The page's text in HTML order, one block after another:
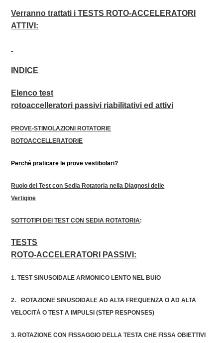
Verranno trattati i TESTS ROTO-ACCELERATORI
ATTIVI:
INDICE
Elencotest
rotoaccelleratori passivi riabilitativi ed attivi
PROVE-STIMOLAZIONI ROTATORIE
ROTOACCELLERATORIE
Perché praticare le prove vestibolari?
Ruolo del Test con Sedia Rotatoria nella Diagnosi delle
Vertigine
SOTTOTIPI DEI TEST CON SEDIA ROTATORIA:
TESTS
ROTO-ACCELERATORI PASSIVI:
1.TEST SINUSOIDALE ARMONICO LENTO NEL BUIO
2.
ROTAZIONE SINUSOIDALE AD ALTA FREQUENZA O AD ALTA
VELOCITÀ O TEST A IMPULSI (STEP RESPONSES)
3. ROTAZIONE CON FISSAGGIO DELLA TESTA CHE FISSA OBIETTIVI